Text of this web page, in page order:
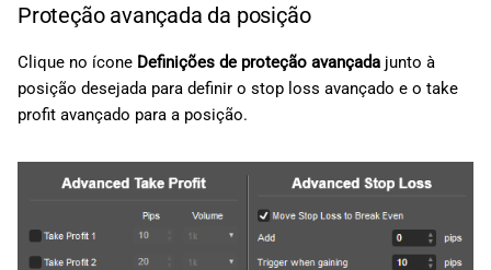
Proteção avançada da posição
Clique no ícone Definições de proteção avançada junto à
posição desejada para definir o stop loss avançado e o take
profit avançado para a posição.